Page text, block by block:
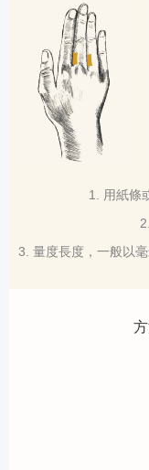
1. 用紙條
3. 量度長度，一般以